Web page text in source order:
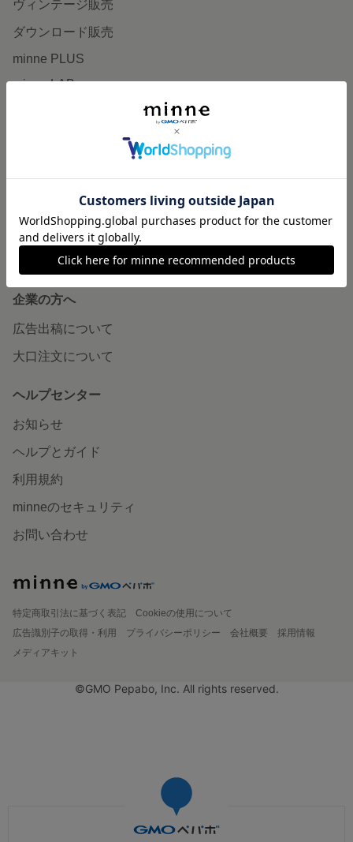
ヴィンテージ販売
ダウンロード販売
minne PLUS
minne LAB
販売支援企画・イベント
minneとものづくりと
minne学習帖
ニュース
minneの本
企業の方へ
広告出稿について
大口注文について
ヘルプセンター
お知らせ
ヘルプとガイド
利用規約
minneのセキュリティ
お問い合わせ
特定商取引法に基づく表記
Cookieの使用について
広告識別子の取得・利用
プライバシーポリシー 会社概要
採用情報
メディアキット
©GMO Pepabo, Inc. All rights reserved.